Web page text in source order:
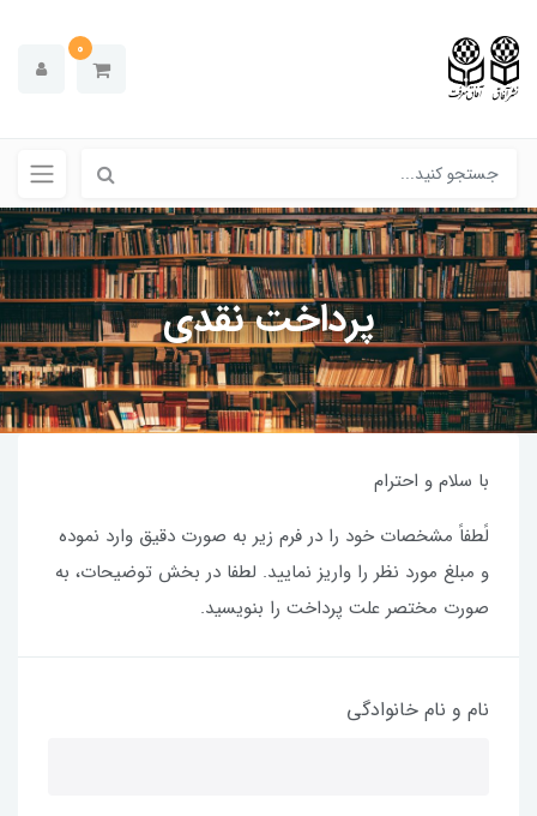
0
پرداخت نقدی
با سلام و احترام
لًطفاً مشخصات خود را در فرم زیر به صورت دقیق وارد نموده
و مبلغ مورد نظر را واریز نمایید. لطفا در بخش توضیحات، به
صورت مختصر علت پرداخت را بنویسید.
نام و نام خانوادگی